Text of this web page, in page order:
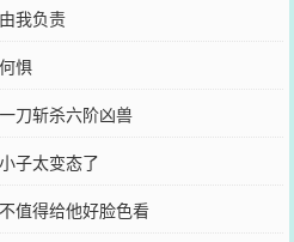
我负责
惧
刀斩杀六阶凶兽
子太变态了
值得给他好脸色看